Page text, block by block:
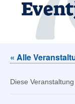
« Alle
Diese